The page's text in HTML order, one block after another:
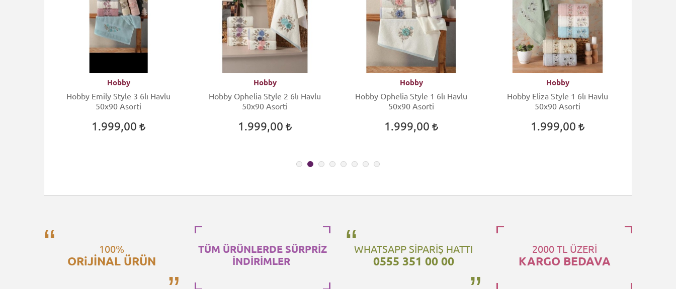
Hobby
Hobby Emily Style 3 6lı Havlu
50x90 Asorti
1.999,00
Hobby
Hobby Ophelia Style 2 6lı Havlu
50x90 Asorti
1.999,00
Hobby
Hobby Ophelia Style 1 6lı Havlu
50x90 Asorti
1.999,00
Hobby
Hobby Eliza Style 1 6lı Havlu
50x90 Asorti
1.999,00
100%
ORiJİNAL ÜRÜN
TÜM ÜRÜNLERDE SÜRPRİZ
İNDİRİMLER
WHATSAPP SİPARİŞ HATTI
0555 351 00 00
2000 TL ÜZERİ
KARGO BEDAVA